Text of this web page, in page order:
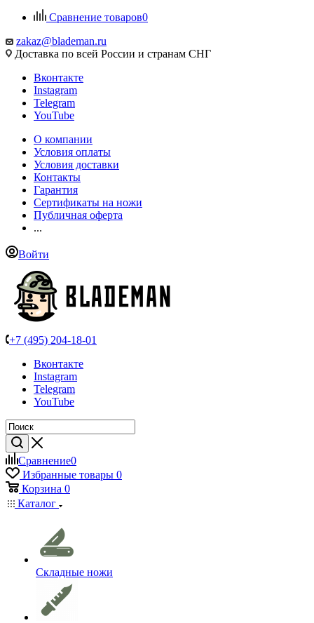
Сравнение товаров0
zakaz@blademan.ru
Доставка по всей России и странам СНГ
Вконтакте
Instagram
Telegram
YouTube
О компании
Условия оплаты
Условия доставки
Контакты
Гарантия
Сертификаты на ножи
Публичная оферта
...
Войти
+7 (495) 204-18-01
Вконтакте
Instagram
Telegram
YouTube
Сравнение0
Избранные товары 0
Корзина 0
Каталог
Складные ножи